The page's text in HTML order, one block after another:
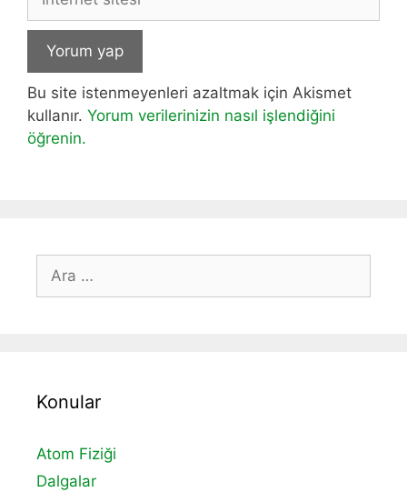
sitesi
Bu site istenmeyenleri azaltmak için Akismet
kullanır. Yorum verilerinizin nasıl işlendiğini
öğrenin.
için
Konular
Atom Fiziği
Dalgalar